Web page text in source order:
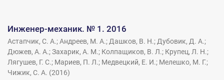
Инженер-механик. № 1. 2016
Астапчик, С. А.;Андреев, М. А.; Дашков, В. Н.; Дубовик, Д. А.;
Дюжев, А. А.;Захарик, А. М.; Колпащиков, В. Л.; Крупец, Л. Н.;
Лягушев, Г. С.; Мариев, П. Л.; Медвецкий, Е. И.; Мелешко, М. Г.;
Чижик, С. А. (2016)